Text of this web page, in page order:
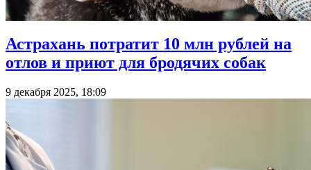
Астрахань потратит 10 млн рублей на
отлов и приют для бродячих собак
9 декабря 2025, 18:09